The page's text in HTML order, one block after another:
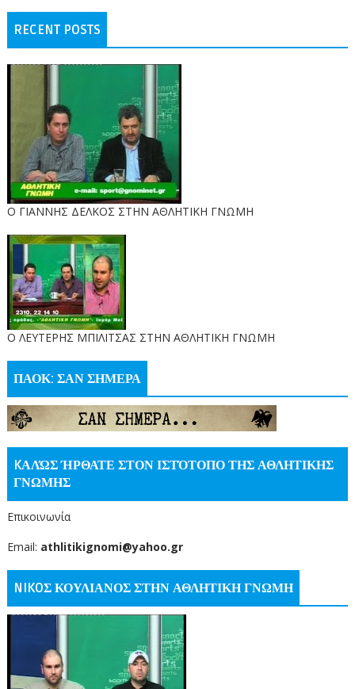
RECENT POSTS
Ο ΓΙΑΝΝΗΣ ΔΕΛΚΟΣ ΣΤΗΝ ΑΘΛΗΤΙΚΗ ΓΝΩΜΗ
O ΛΕΥΤΕΡΗΣ ΜΠΙΛΙΤΣΑΣ ΣΤΗΝ ΑΘΛΗΤΙΚΗ ΓΝΩΜΗ
ΠΑΟΚ: ΣΑΝ ΣΗΜΕΡΑ
KΑΛΏΣ ΉΡΘΑΤΕ ΣΤΟΝ ΙΣΤΌΤΟΠΟ ΤΗΣ ΑΘΛΗΤΙΚΗΣ
ΓΝΩΜΗΣ
Επικοινωνία
Email: athlitikignomi@yahoo.gr
NIKOΣ ΚΟΥΛΙΑΝΟΣ ΣΤΗΝ ΑΘΛΗΤΙΚΗ ΓΝΩΜΗ